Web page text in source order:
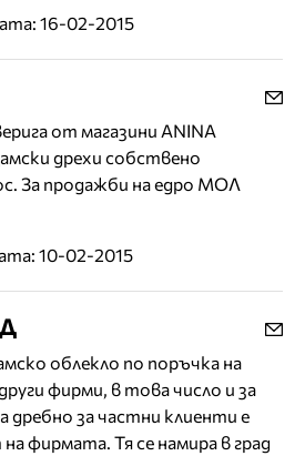
16-02-2015
от магазини ANINA
дрехи собствено
За продажби на едро МОЛ
10-02-2015
облекло по поръчка на
фирми, в това число и за
дребно за частни клиенти е
фирмата. Тя се намира в град